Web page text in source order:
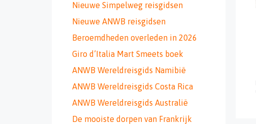
Nieuwe Simpelweg reisgidsen
Nieuwe ANWB reisgidsen
Beroemdheden overleden in 2026
Giro d’Italia Mart Smeets boek
ANWB Wereldreisgids Namibië
ANWB Wereldreisgids Costa Rica
ANWB Wereldreisgids Australië
De mooiste dorpen van Frankrijk